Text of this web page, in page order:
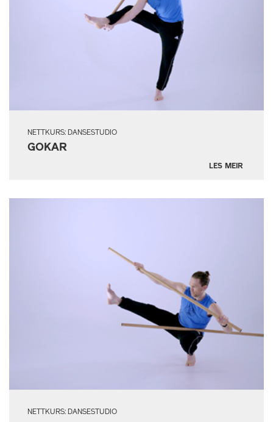
NETTKURS: DANSESTUDIO
GOKAR
LES MEIR
NETTKURS: DANSESTUDIO